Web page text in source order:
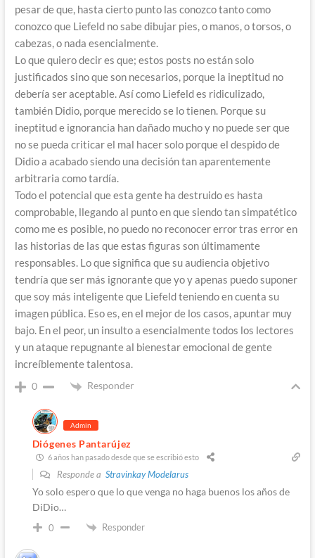
pesar de que, hasta cierto punto las conozco tanto como
conozco que Liefeld no sabe dibujar pies, o manos, o torsos, o
cabezas, o nada esencialmente.
Lo que quiero decir es que; estos posts no están solo
justificados sino que son necesarios, porque la ineptitud no
debería ser aceptable. Así como Liefeld es ridiculizado,
también Didio, porque merecido se lo tienen. Porque su
ineptitud e ignorancia han dañado mucho y no puede ser que
no se pueda criticar el mal hacer solo porque el despido de
Didio a acabado siendo una decisión tan aparentemente
arbitraria como tardía.
Todo el potencial que esta gente ha destruido es hasta
comprobable, llegando al punto en que siendo tan simpatético
como me es posible, no puedo no reconocer error tras error en
las historias de las que estas figuras son últimamente
responsables. Lo que significa que su audiencia objetivo
tendría que ser más ignorante que yo y apenas puedo suponer
que soy más inteligente que Liefeld teniendo en cuenta su
imagen pública. Eso es, en el mejor de los casos, apuntar muy
bajo. En el peor, un insulto a esencialmente todos los lectores
y un ataque repugnante al bienestar emocional de gente
increíblemente talentosa.
0 Responder
Admin
Diógenes Pantarújez
6 años han pasado desde que se escribió esto
Responde a Stravinkay Modelarus
Yo solo espero que lo que venga no haga buenos los años de
DiDio…
0 Responder